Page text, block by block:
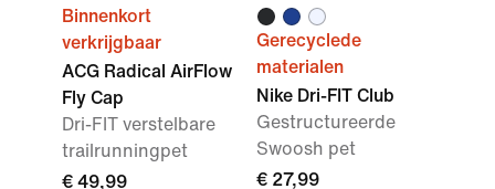
Binnenkort
verkrijgbaar
ACG Radical AirFlow
Fly Cap
Dri-FIT verstelbare
trailrunningpet
€ 49,99
Gerecyclede
materialen
Nike Dri-FIT Club
Gestructureerde
Swoosh pet
€ 27,99